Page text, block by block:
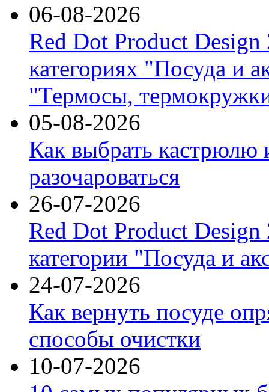
06-08-2026
Red Dot Product Design
категориях "Посуда и
"Термосы,
05-08-2026
Как выбрать кастрюлю
разочароваться
26-07-2026
Red Dot Product Design
категории "Посуда и
24-07-2026
Как вернуть посуде
способы очистки
10-07-2026